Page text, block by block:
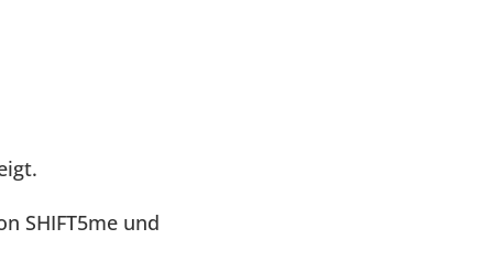
SHIFT5me und